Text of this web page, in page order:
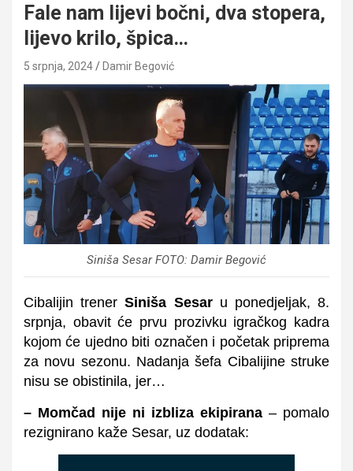
Fale nam lijevi bočni, dva stopera,
lijevo krilo, špica…
5 srpnja, 2024 Damir Begović
Siniša Sesar FOTO: Damir Begović
Cibalijin trenerSiniša Sesaru ponedjeljak, 8.
srpnja, obavit će prvu prozivku igračkog kadra
kojom će ujedno biti označen i početak priprema
za novu sezonu. Nadanja šefa Cibalijine struke
nisu se obistinila, jer…
– Momčad nije ni izbliza ekipirana – pomalo
rezignirano kaže Sesar, uz dodatak: